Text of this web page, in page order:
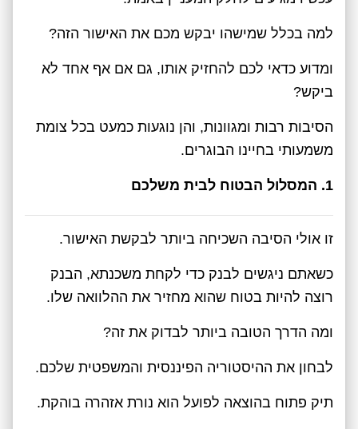
למה בכלל שמישהו יבקש מכם את האישור הזה?
ומדוע כדאי לכם להחזיק אותו, גם אם אף אחד לא
ביקש?
הסיבות רבות ומגוונות, והן נוגעות כמעט בכל צומת
משמעותי בחיינו הבוגרים.
1. המסלול הבטוח לבית משלכם
זו אולי הסיבה השכיחה ביותר לבקשת האישור.
כשאתם ניגשים לבנק כדי לקחת משכנתא, הבנק
רוצה להיות בטוח שהוא מחזיר את ההלוואה שלו.
ומה הדרך הטובה ביותר לבדוק את זה?
לבחון את ההיסטוריה הפיננסית והמשפטית שלכם.
תיק פתוח בהוצאה לפועל הוא נורת אזהרה בוהקת.